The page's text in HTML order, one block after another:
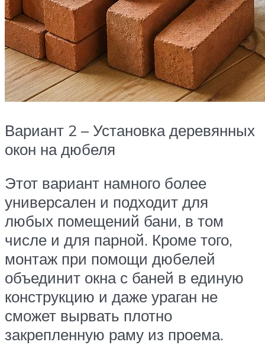
Вариант 2 – Установка деревянных
окон на дюбеля
Этот вариант намного более
универсален и подходит для
любых помещений бани, в том
числе и для парной. Кроме того,
монтаж при помощи дюбелей
объединит окна с баней в единую
конструкцию и даже ураган не
сможет вырвать плотно
закрепленную раму из проема.